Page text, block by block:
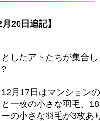
20日追記】
したアトたちが集合し
月17日はマンションの
一枚の小さな羽毛、18
の小さな羽毛が3枚あ